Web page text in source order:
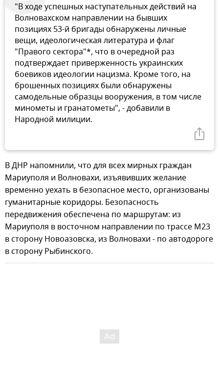
"В ходе успешных наступательных действий на
Волновахском направлении на бывших
позициях 53-й бригады обнаружены личные
вещи, идеологическая литература и флаг
"Правого сектора"*, что в очередной раз
подтверждает приверженность украинских
боевиков идеологии нацизма. Кроме того, на
брошенных позициях были обнаружены
самодельные образцы вооружения, в том числе
минометы и гранатометы", - добавили в
Народной милиции.
В ДНР напомнили, что для всех мирных граждан
Мариуполя и Волновахи, изъявивших желание
временно уехать в безопасное место, организованы
гуманитарные коридоры. Безопасность
передвижения обеспечена по маршрутам: из
Мариуполя в восточном направлении по трассе М23
в сторону Новоазовска, из Волновахи - по автодороге
в сторону Рыбинского.